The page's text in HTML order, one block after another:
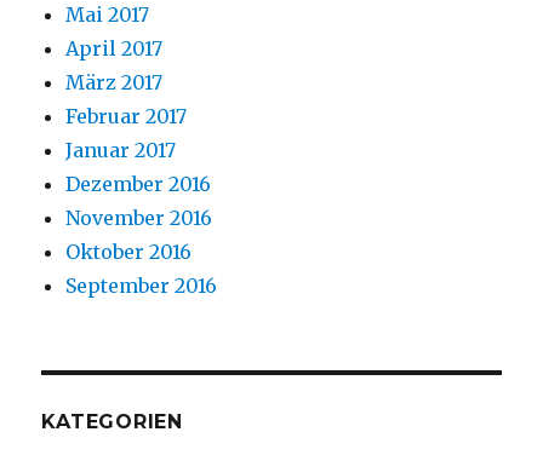
Mai 2017
April 2017
März 2017
Februar 2017
Januar 2017
Dezember 2016
November 2016
Oktober 2016
September 2016
KATEGORIEN